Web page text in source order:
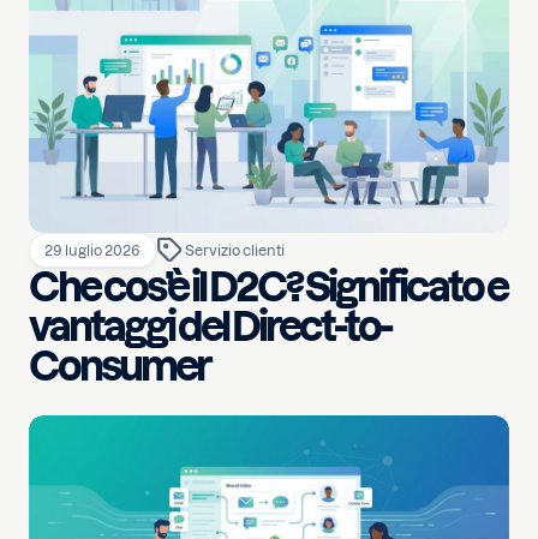
29 luglio 2026 Servizio clienti
Che cos’è il D2C? Significato e
vantaggi del Direct-to-
Consumer